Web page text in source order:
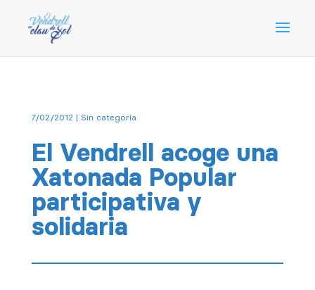
7/02/2012 | Sin categoría
El Vendrell acoge una
Xatonada Popular
participativa y
solidaria